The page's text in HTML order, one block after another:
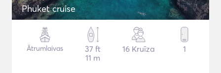
Phuket cruise
Ātrumlaivas
37 ft
11 m
16 Kruīza 1